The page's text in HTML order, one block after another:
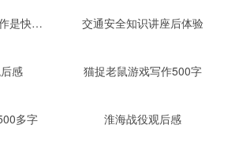
童喜喜讲座听后感-写作是快乐的 交通安全知识讲座后体验
感 猫捉老鼠游戏写作500字
多字 淮海战役观后感